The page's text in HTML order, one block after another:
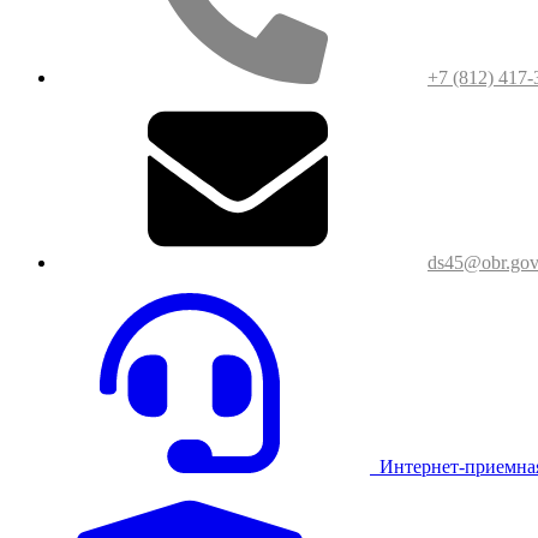
+7 (812) 417-
Интернет-